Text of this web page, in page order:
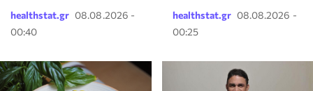
healthstat.gr 08.08.2026 -
00:40
healthstat.gr 08.08.2026 -
00:25